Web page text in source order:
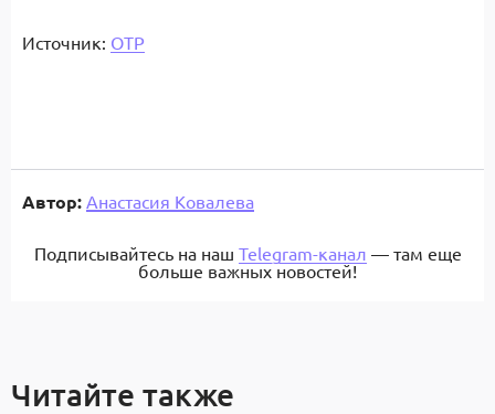
Источник: ОТР
Автор: Анастасия Ковалева
Подписывайтесь на наш Telegram-канал — там еще
больше важных новостей!
Читайте также